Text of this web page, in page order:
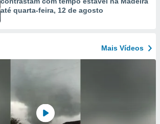
até quarta-feira, 12 de agosto
Mais Vídeos